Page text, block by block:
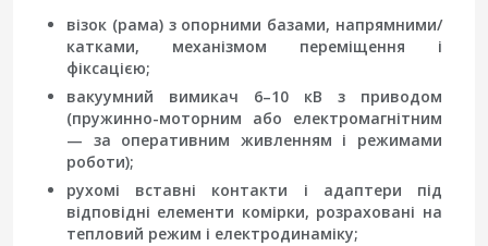
візок (рама)з опорними базами, напрямними/
катками, механізмом переміщення і
фіксацією;
вакуумний вимикач 6–10 кВ з приводом
(пружинно-моторним або електромагнітним
— за оперативним живленням і режимами
роботи);
рухомі вставні контакти і адаптери під
відповідні елементи комірки, розраховані на
тепловий режим і електродинаміку;